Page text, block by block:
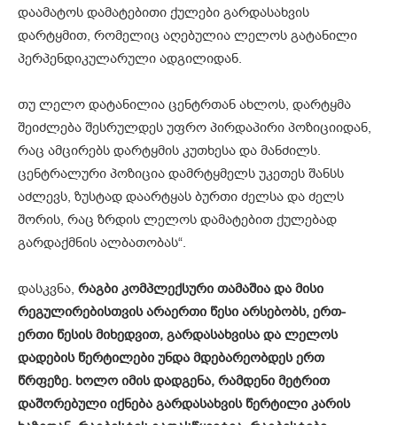
დაამატოს დამატებითი ქულები გარდასახვის
დარტყმით, რომელიც აღებულია ლელოს გატანილი
პერპენდიკულარული ადგილიდან.
თუ ლელო დატანილია ცენტრთან ახლოს, დარტყმა
შეიძლება შესრულდეს უფრო პირდაპირი პოზიციიდან,
რაც ამცირებს დარტყმის კუთხესა და მანძილს.
ცენტრალური პოზიცია დამრტყმელს უკეთეს შანსს
აძლევს, ზუსტად დაარტყას ბურთი ძელსა და ძელს
შორის, რაც ზრდის ლელოს დამატებით ქულებად
გარდაქმნის ალბათობას“.
დასკვნა, რაგბი კომპლექსური თამაშია და მისი
რეგულირებისთვის არაერთი წესი არსებობს, ერთ-
ერთი წესის მიხედვით, გარდასახვისა და ლელოს
დადების წერტილები უნდა მდებარეობდეს ერთ
წრფეზე. ხოლო იმის დადგენა, რამდენი მეტრით
დაშორებული იქნება გარდასახვის წერტილი კარის